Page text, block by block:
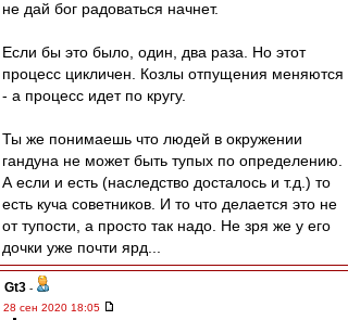
не дай бог радоваться начнет.
Если бы это было, один, два раза. Но этот
процесс цикличен. Козлы отпущения меняются
- а процесс идет по кругу.
Ты же понимаешь что людей в окружении
гандуна не может быть тупых по определению.
А если и есть (наследство досталось и т.д.) то
есть куча советников. И то что делается это не
от тупости, а просто так надо. Не зря же у его
дочки уже почти ярд...
Gt3 -
28 сен 2020 18:05